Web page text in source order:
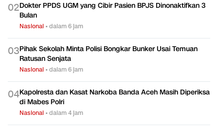
02Dokter PPDS UGM yang Cibir Pasien BPJS Dinonaktifkan 3
Bulan
Nasional •dalam 6 jam
03Pihak Sekolah Minta Polisi Bongkar Bunker Usai Temuan
Ratusan Senjata
Nasional •dalam 6 jam
04Kapolresta dan Kasat Narkoba Banda Aceh Masih Diperiksa
di Mabes Polri
Nasional •dalam 4 jam